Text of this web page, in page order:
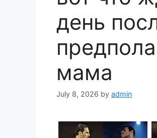
день
мама
July 8, 2026 by admin